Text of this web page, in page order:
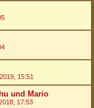
15:51
und Mario
17:53